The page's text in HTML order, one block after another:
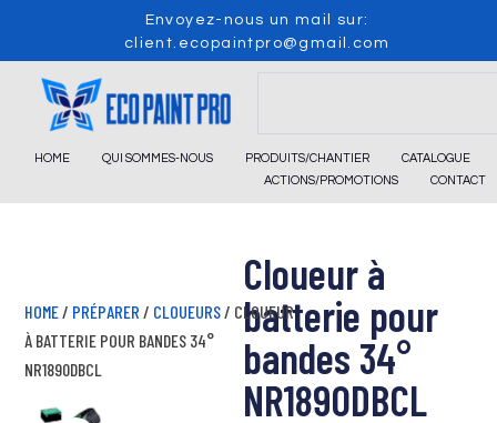
content
Envoyez-nous un mail sur:
client.ecopaintpro@gmail.com
HOME QUI SOMMES-NOUS PRODUITS/CHANTIER
CATALOGUE
ACTIONS/PROMOTIONS
CONTACT
Cloueur à
batterie pour
bandes 34°
NR1890DBCL
HOME / PRÉPARER / CLOUEURS / CLOUEUR
À BATTERIE POUR BANDES 34°
NR1890DBCL